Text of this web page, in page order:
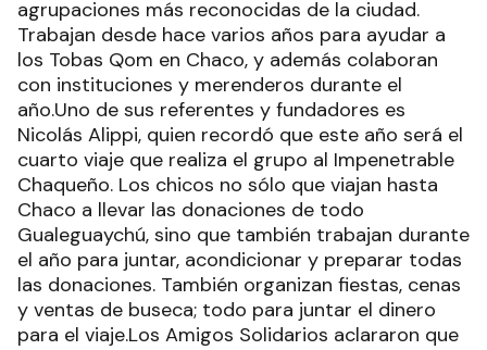
agrupaciones más reconocidas de la ciudad.
Trabajan desde hace varios años para ayudar a
los Tobas Qom en Chaco, y además colaboran
con instituciones y merenderos durante el
año.Uno de sus referentes y fundadores es
Nicolás Alippi, quien recordó que este año será el
cuarto viaje que realiza el grupo al Impenetrable
Chaqueño. Los chicos no sólo que viajan hasta
Chaco a llevar las donaciones de todo
Gualeguaychú, sino que también trabajan durante
el año para juntar, acondicionar y preparar todas
las donaciones. También organizan fiestas, cenas
y ventas de buseca; todo para juntar el dinero
para el viaje.Los Amigos Solidarios aclararon que